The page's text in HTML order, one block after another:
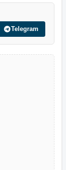
Telegram